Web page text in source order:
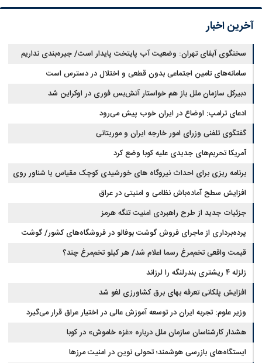
آخرین اخبار
سخنگوی آبفای تهران: وضعیت آب پایتخت پایدار است/ جیره‌بندی نداریم
سامانه‌های تامین اجتماعی بدون قطعی و اختلال در دسترس است
دبیرکل سازمان ملل باز هم خواستار آتش‌بس فوری در اوکراین شد
ادعای ترامپ: اوضاع در ایران خوب پیش می‌رود
گفتگوی تلفنی وزرای امور خارجه ایران و موریتانی
آمریکا تحریم‌های جدیدی علیه کوبا وضع کرد
برنامه ریزی برای احداث نیروگاه های خورشیدی کوچک مقیاس یا شناور روی
آب در مازندران
افزایش سطح آماده‌باش نظامی و امنیتی در عراق
جزئیات جدید از طرح راهبردی امنیت تنگه هرمز
پرده‌برداری از ماجرای فروش گوشت بوفالو در فروشگاه‌های کشور/ گوشت
بوفالو از کجا وارد می‌شود؟/ هر کیلو بوفالو با چه قیمتی به فروش می‌رود؟
قیمت واقعی تخم‌مرغ رسما اعلام شد/ هر کیلو تخم‌مرغ چند؟
زلزله ۴ ریشتری بندرلنگه را لرزاند
افزایش پلکانی تعرفه بهای برق کشاورزی لغو شد
وزیر علوم: تجربه ایران در توسعه آموزش عالی در اختیار عراق قرار می‌گیرد
هشدار کارشناسان سازمان ملل درباره «غزه‌ خاموش» در کوبا
ایستگاه‌های بازرسی هوشمند؛ تحولی نوین در امنیت مرزها